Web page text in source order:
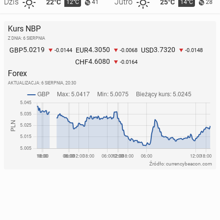
22°C 12°C 41 25°C 14°C 28
Kurs NBP
Z DNIA: 6 SIERPNIA
GBP5.0219 -0.0144 EUR4.3050 -0.0068 USD3.7320 -0.0148
CHF4.6080 -0.0164
Forex
AKTUALIZACJA: 6 SIERPNIA, 20:30
Źródło: currencybeacon.com